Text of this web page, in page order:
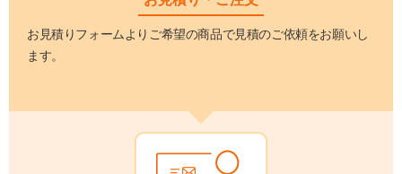
お見積りフォームよりご希望の商品で見積のご依頼をお願いし
ます。